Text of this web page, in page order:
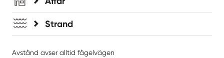
Strand
Avstånd avser alltid fågelvägen